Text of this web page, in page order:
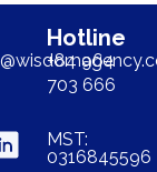
Hotline
+84 964
703 666
MST:
0316845596